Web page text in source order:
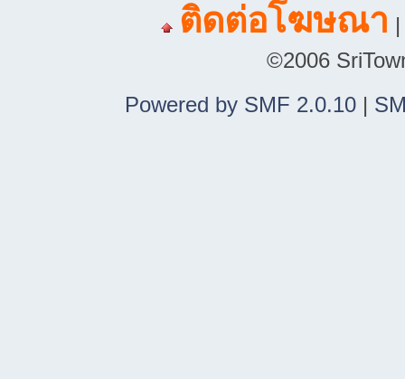
ติดต่อโฆษณา
©2006
Powered by SMF 2.0.10|